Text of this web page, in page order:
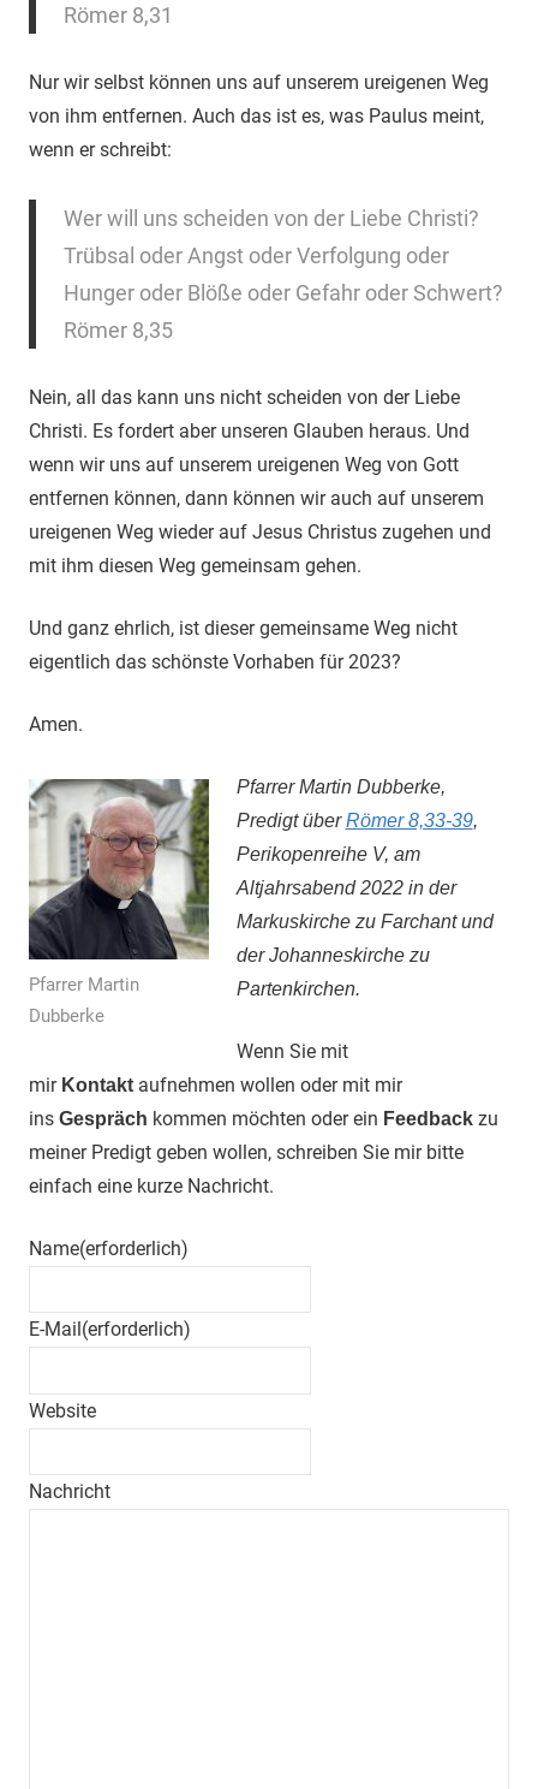
Römer 8,31
Nur wir selbst können uns auf unserem ureigenen Weg
von ihm entfernen. Auch das ist es, was Paulus meint,
wenn er schreibt:
Wer will uns scheiden von der Liebe Christi?
Trübsal oder Angst oder Verfolgung oder
Hunger oder Blöße oder Gefahr oder Schwert?
Römer 8,35
Nein, all das kann uns nicht scheiden von der Liebe
Christi. Es fordert aber unseren Glauben heraus. Und
wenn wir uns auf unserem ureigenen Weg von Gott
entfernen können, dann können wir auch auf unserem
ureigenen Weg wieder auf Jesus Christus zugehen und
mit ihm diesen Weg gemeinsam gehen.
Und ganz ehrlich, ist dieser gemeinsame Weg nicht
eigentlich das schönste Vorhaben für 2023?
Amen.
Pfarrer Martin
Dubberke
Pfarrer Martin Dubberke,
Predigt überRömer 8,33-39,
Perikopenreihe V, am
Altjahrsabend 2022 in der
Markuskirche zu Farchant und
der Johanneskirche zu
Partenkirchen.
Wenn Sie mit
mir Kontakt aufnehmen wollen oder mit mir
ins Gespräch kommen möchten oder ein Feedback zu
meiner Predigt geben wollen, schreiben Sie mir bitte
einfach eine kurze Nachricht.
Name(erforderlich)
E-Mail (erforderlich)
Website
Nachricht